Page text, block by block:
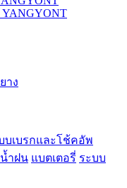
าง
บเบรกและโช้คอัพ
ำฝน แบตเตอรี่ ระบบ